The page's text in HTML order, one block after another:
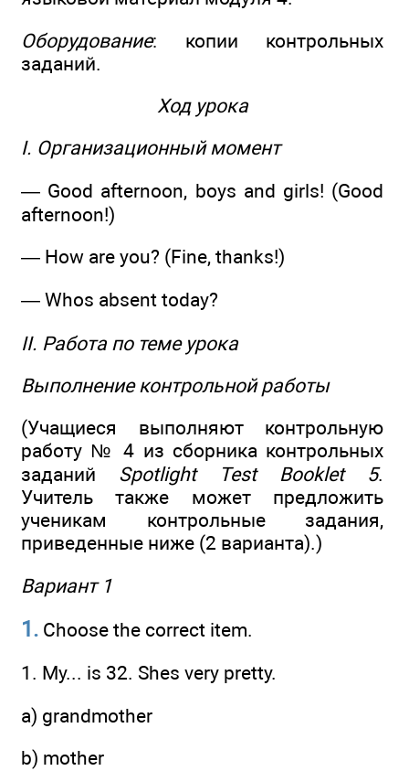
Оборудование: копии контрольных
заданий.
Ход урока
I. Организационный момент
— Good afternoon, boys and girls! (Good
afternoon!)
— How are you? (Fine, thanks!)
— Whos absent today?
II. Работа по теме урока
Выполнение контрольной работы
(Учащиеся выполняют контрольную
работу № 4 из сборника контрольных
заданий Spotlight Test Booklet 5.
Учитель также может предложить
ученикам контрольные задания,
приведенные ниже (2 варианта).)
Вариант 1
1. Choose the correct item.
1. My... is 32. Shes very pretty.
a) grandmother
b) mother